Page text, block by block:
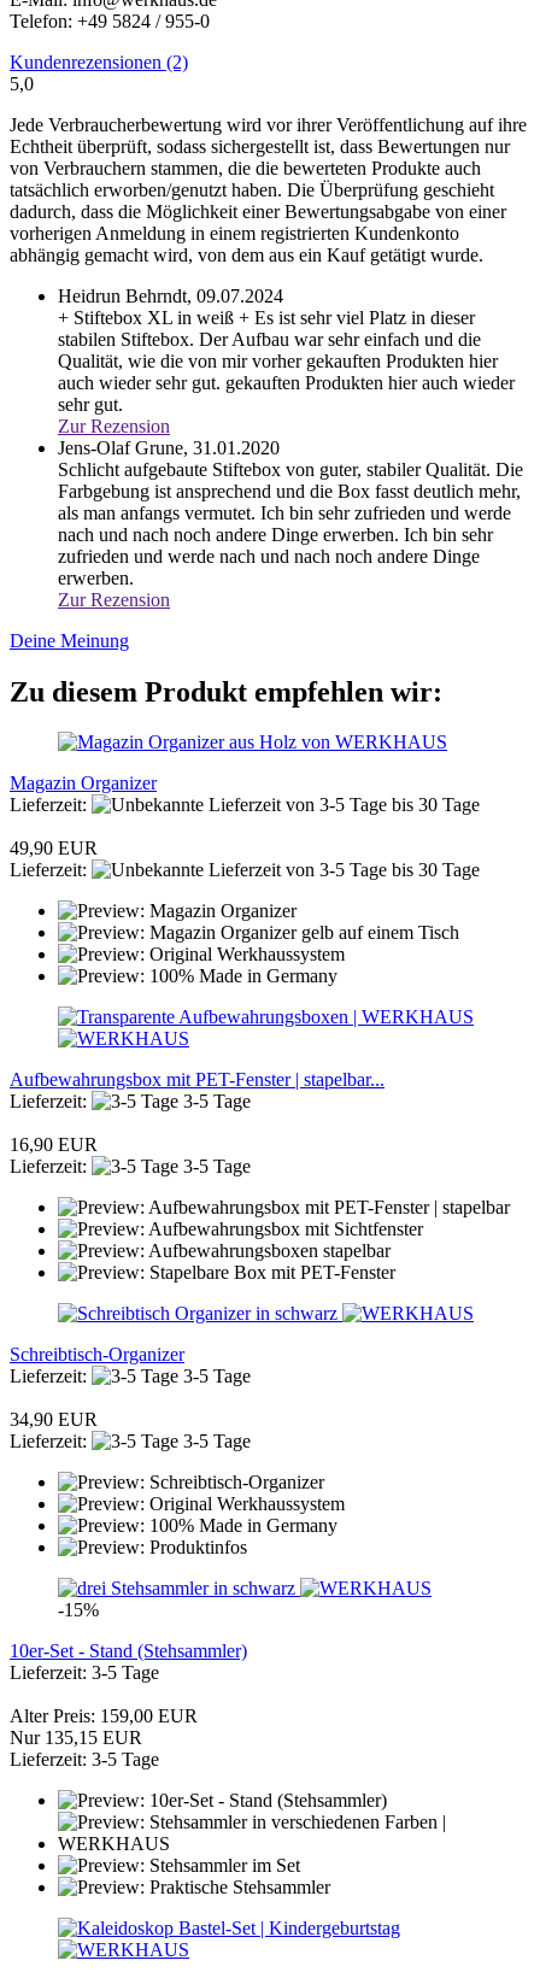
Telefon: +49 5824 / 955-0
Kundenrezensionen (2)
5,0
Jede Verbraucherbewertung wird vor ihrer Veröffentlichung auf ihre
Echtheit überprüft, sodass sichergestellt ist, dass Bewertungen nur
von Verbrauchern stammen, die die bewerteten Produkte auch
tatsächlich erworben/genutzt haben. Die Überprüfung geschieht
dadurch, dass die Möglichkeit einer Bewertungsabgabe von einer
vorherigen Anmeldung in einem registrierten Kundenkonto
abhängig gemacht wird, von dem aus ein Kauf getätigt wurde.
Heidrun Behrndt, 09.07.2024
+ Stiftebox XL in weiß + Es ist sehr viel Platz in dieser
stabilen Stiftebox. Der Aufbau war sehr einfach und die
Qualität, wie die von mir vorher gekauften Produkten hier
auch wieder sehr gut. gekauften Produkten hier auch wieder
sehr gut.
Zur Rezension
Jens-Olaf Grune, 31.01.2020
Schlicht aufgebaute Stiftebox von guter, stabiler Qualität. Die
Farbgebung ist ansprechend und die Box fasst deutlich mehr,
als man anfangs vermutet. Ich bin sehr zufrieden und werde
nach und nach noch andere Dinge erwerben. Ich bin sehr
zufrieden und werde nach und nach noch andere Dinge
erwerben.
Zur Rezension
Deine Meinung
Zu diesem Produkt empfehlen wir:
Magazin Organizer
Lieferzeit:
von 3-5 Tage bis 30 Tage
49,90 EUR
Lieferzeit:
von 3-5 Tage bis 30 Tage
Aufbewahrungsbox mit PET-Fenster | stapelbar...
Lieferzeit:
3-5 Tage
16,90 EUR
Lieferzeit:
3-5 Tage
Schreibtisch-Organizer
Lieferzeit:
3-5 Tage
34,90 EUR
Lieferzeit:
3-5 Tage
-15%
10er-Set - Stand (Stehsammler)
Lieferzeit: 3-5 Tage
Alter Preis: 159,00 EUR
Nur 135,15 EUR
Lieferzeit: 3-5 Tage